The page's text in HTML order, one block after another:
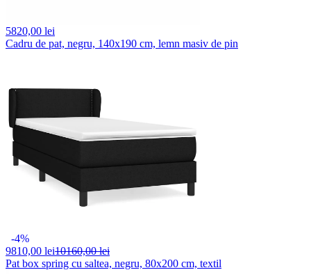
5820,00 lei
Cadru de pat, negru, 140x190 cm, lemn masiv de pin
-4%
9810,00 lei10160,00 lei
Pat box spring cu saltea, negru, 80x200 cm, textil